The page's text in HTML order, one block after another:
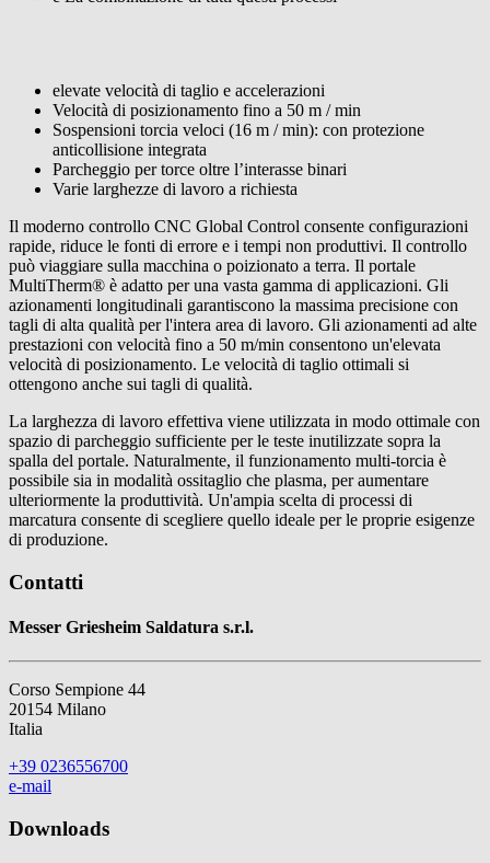
elevate velocità di taglio e accelerazioni
Velocità di posizionamento fino a 50 m / min
Sospensioni torcia veloci (16 m / min): con protezione
anticollisione integrata
Parcheggio per torce oltre l’interasse binari
Varie larghezze di lavoro a richiesta
Il moderno controllo CNC Global Control consente configurazioni
rapide, riduce le fonti di errore e i tempi non produttivi. Il controllo
può viaggiare sulla macchina o poizionato a terra. Il portale
MultiTherm® è adatto per una vasta gamma di applicazioni. Gli
azionamenti longitudinali garantiscono la massima precisione con
tagli di alta qualità per l'intera area di lavoro. Gli azionamenti ad alte
prestazioni con velocità fino a 50 m/min consentono un'elevata
velocità di posizionamento. Le velocità di taglio ottimali si
ottengono anche sui tagli di qualità.
La larghezza di lavoro effettiva viene utilizzata in modo ottimale con
spazio di parcheggio sufficiente per le teste inutilizzate sopra la
spalla del portale. Naturalmente, il funzionamento multi-torcia è
possibile sia in modalità ossitaglio che plasma, per aumentare
ulteriormente la produttività. Un'ampia scelta di processi di
marcatura consente di scegliere quello ideale per le proprie esigenze
di produzione.
Contatti
Messer Griesheim Saldatura s.r.l.
Corso Sempione 44
20154 Milano
Italia
+39 0236556700
e-mail
Downloads